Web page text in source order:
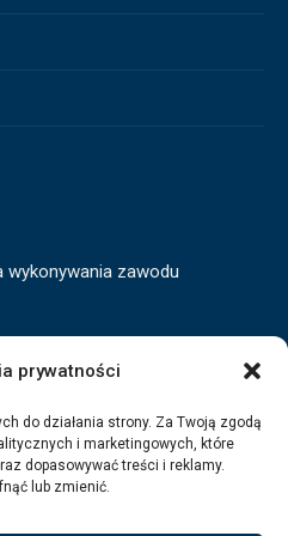
prywatności
do działania strony. Za Twoją zgodą
i marketingowych, które
dopasowywać treści i reklamy.
lub zmienić.
wykonywania zawodu